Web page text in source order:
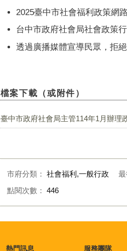
2025臺中市社會福利政策網
台中市政府社會局社會政策
透過廣播媒體宣導民眾，拒
檔案下載（或附件）
臺中市政府社會局主管114年1月辦理
市府分類： 社會福利,一般行政
點閱次數： 446
熱門訊息 服務團隊